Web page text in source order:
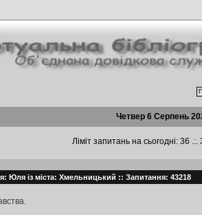
Четвер 6 Серпень
Ліміт запитань на сьогодні: 36
Юля із міста: Хмельницький :: Запитання: 43218